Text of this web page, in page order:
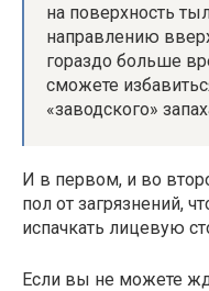
на поверхность
направлению
гораздо больше
сможете
«заводского»
И в первом, и во
пол от загрязнений,
испачкать лицевую
Если вы не можете